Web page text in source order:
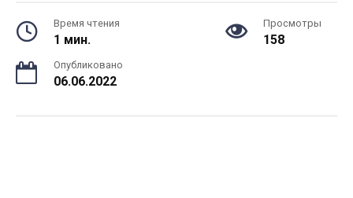
Время чтения
1 мин.
Просмотры
158
Опубликовано
06.06.2022